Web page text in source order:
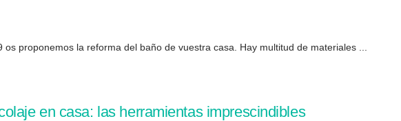
proponemos la reforma del baño de vuestra casa. Hay multitud de materiales ...
en casa: las herramientas imprescindibles